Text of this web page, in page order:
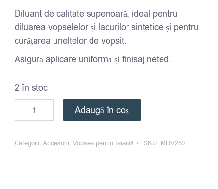
Diluant de calitate superioară, ideal pentru
diluarea vopselelor și lacurilor sintetice și pentru
curățarea uneltelor de vopsit.
Asigură aplicare uniformă și finisaj neted.
2 în stoc
Cantitate
MONTO
Diluant
Adaugă în coș
Categorii: Accesorii, Vopsea pentru faianță SKU: MDV250